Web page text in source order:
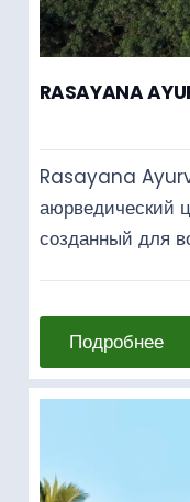
RASAYANA
Rasayana
аюрведический
созданный для
Подробнее